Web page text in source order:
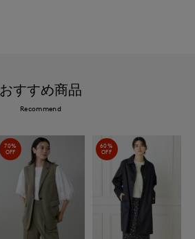
おすすめ商品
Recommend
70%
OFF
60%
OFF